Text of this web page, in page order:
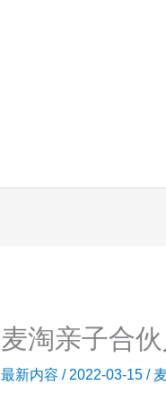
麦淘亲子合
最新内容 /2022-03-15 /